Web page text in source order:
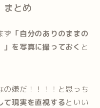
とめ
ず 「自分のありのままの
を写真に撮っておく と
の嫌だ！！！！と思っち
て現実を直視するといい